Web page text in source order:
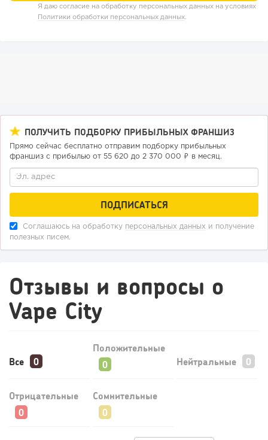
российский...
163 12
«Прибыль 20 млн в год, а я ездил на метро»: куда в
Я даю согласие на обработку персональных данных на условиях
Политики обработки персональных данных
ПОЛУЧИТЬ ПОДБОРКУ ПРИБЫЛЬНЫХ ФРАНШИЗ
Прямо сейчас бесплатно отправим подборку прибыльных
франшиз с прибылью от 55 620 до 2 370 000 ₽ в месяц.
Соглашаюсь на обработку персональных данных и получение
полезных писем.
Отзывы и вопросы о
Vape City
Все
Положительные
Нейтральные
Отрицательные Сомнительные